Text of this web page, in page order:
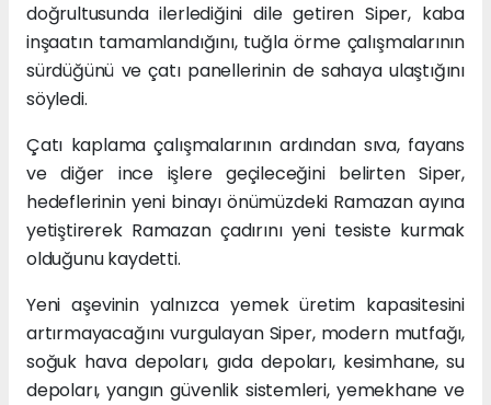
doğrultusunda ilerlediğini dile getiren Siper, kaba
inşaatın tamamlandığını, tuğla örme çalışmalarının
sürdüğünü ve çatı panellerinin de sahaya ulaştığını
söyledi.
Çatı kaplama çalışmalarının ardından sıva, fayans
ve diğer ince işlere geçileceğini belirten Siper,
hedeflerinin yeni binayı önümüzdeki Ramazan ayına
yetiştirerek Ramazan çadırını yeni tesiste kurmak
olduğunu kaydetti.
Yeni aşevinin yalnızca yemek üretim kapasitesini
artırmayacağını vurgulayan Siper, modern mutfağı,
soğuk hava depoları, gıda depoları, kesimhane, su
depoları, yangın güvenlik sistemleri, yemekhane ve